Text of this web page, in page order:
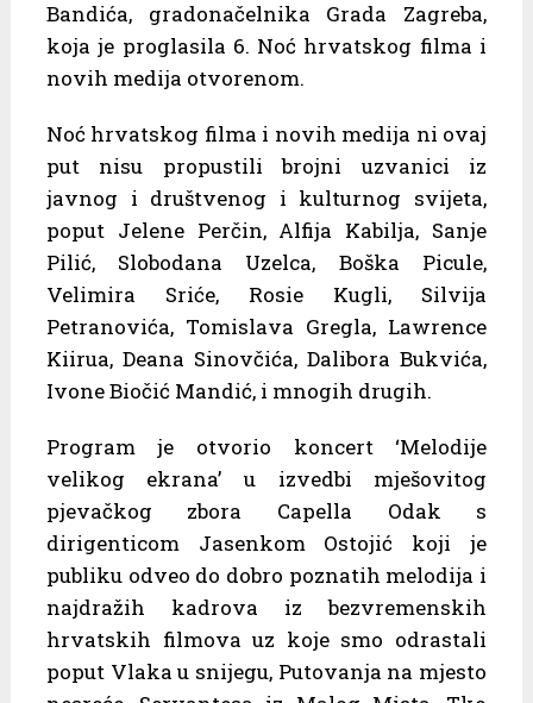
Bandića, gradonačelnika Grada Zagreba,
koja je proglasila 6. Noć hrvatskog filma i
novih medija otvorenom.
Noć hrvatskog filma i novih medija ni ovaj
put nisu propustili brojni uzvanici iz
javnog i društvenog i kulturnog svijeta,
poput Jelene Perčin, Alfija Kabilja, Sanje
Pilić, Slobodana Uzelca, Boška Picule,
Velimira Sriće, Rosie Kugli, Silvija
Petranovića, Tomislava Gregla, Lawrence
Kiirua, Deana Sinovčića, Dalibora Bukvića,
Ivone Biočić Mandić, i mnogih drugih.
Program je otvorio koncert ‘Melodije
velikog ekrana’ u izvedbi mješovitog
pjevačkog zbora Capella Odak s
dirigenticom Jasenkom Ostojić koji je
publiku odveo do dobro poznatih melodija i
najdražih kadrova iz bezvremenskih
hrvatskih filmova uz koje smo odrastali
poput Vlaka u snijegu, Putovanja na mjesto